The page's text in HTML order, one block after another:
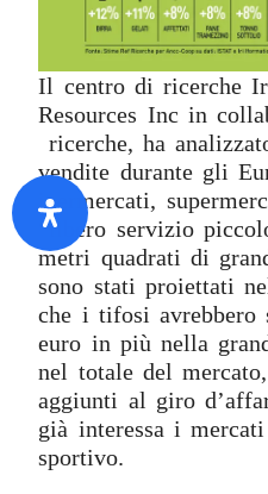
Il centro di ricerche
Resources Inc in
ricerche, ha
vendite durante gli
ipermercati,
“libero servizio
metri quadrati di
sono stati proiettati
che i tifosi avrebbero
euro in più nella
nel totale del
aggiunti al giro
già interessa i
sportivo.